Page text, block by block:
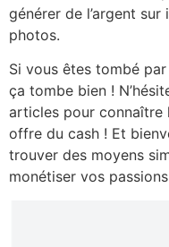
générer de l’argent
photos.
Si vous êtes tombé
ça tombe bien !
articles pour connaître
offre du cash ! Et
trouver des moyens
monétiser vos